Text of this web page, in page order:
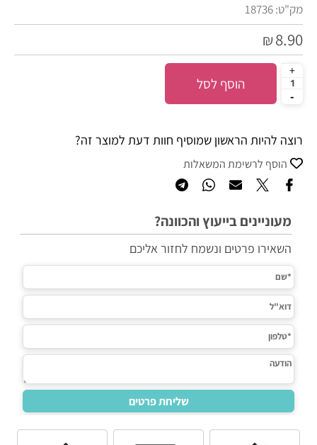
מק"ט:18736
₪8.90
הוסף לסל
רוצה להיות הראשון שמוסיף חוות דעת למוצר זה?
הוסף לרשימת המשאלות
מעוניינים בייעוץ והכוונה?
השאירו פרטים ונשמח לחזור אליכם